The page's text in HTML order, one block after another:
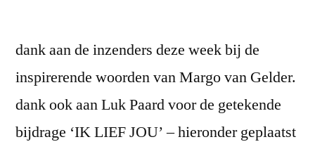
dank aan de inzenders deze week bij de
inspirerende woorden van Margo van Gelder.
dank ook aan Luk Paard voor de getekende
bijdrage ‘IK LIEF JOU’ – hieronder geplaatst